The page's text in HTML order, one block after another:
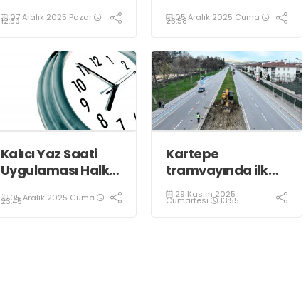
07 Aralık 2025 Pazar
12:39
Oldu
05 Aralık 2025 Cuma
23:58
Kalıcı Yaz Saati
Uygulaması Halkın
Ediyor!
05 Aralık 2025 Cuma
23:45
Kartepe
tramvayında ilk
kepçe vuruldu
29 Kasım 2025
Cumartesi 13:55